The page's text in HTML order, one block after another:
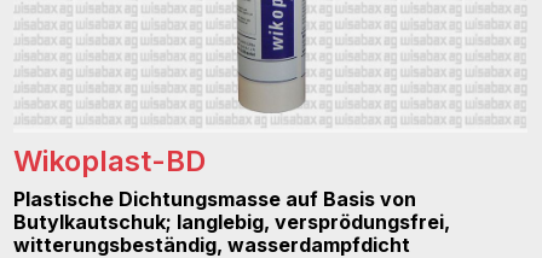
Wikoplast-BD
Plastische Dichtungsmasse auf Basis von
Butylkautschuk; langlebig, versprödungsfrei,
witterungsbeständig, wasserdampfdicht